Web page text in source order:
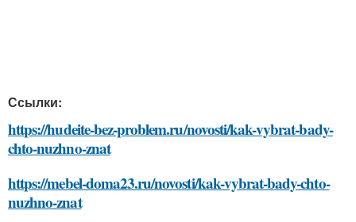
Ссылки:
https://hudeite-bez-problem.ru/novosti/kak-vybrat-bady-
chto-nuzhno-znat
https://mebel-doma23.ru/novosti/kak-vybrat-bady-chto-
nuzhno-znat